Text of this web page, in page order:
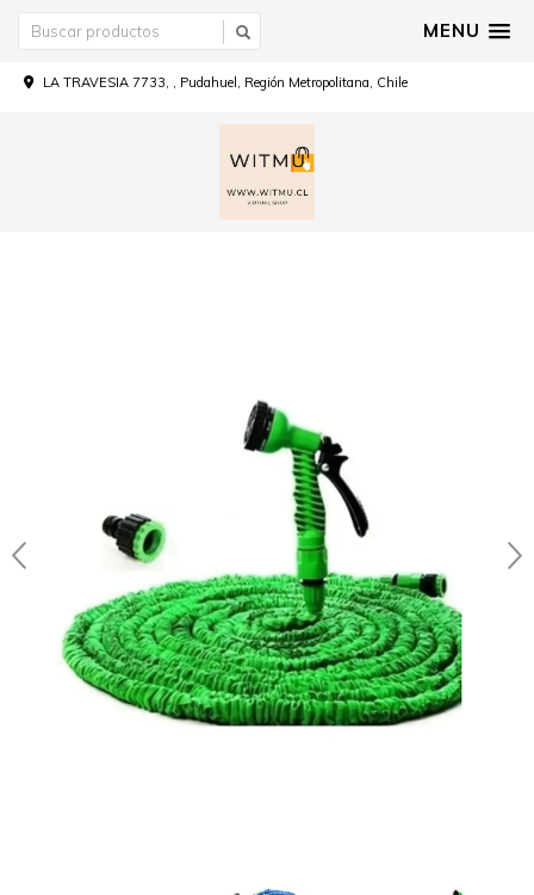
MENU
LA TRAVESIA 7733, , Pudahuel, Región Metropolitana, Chile